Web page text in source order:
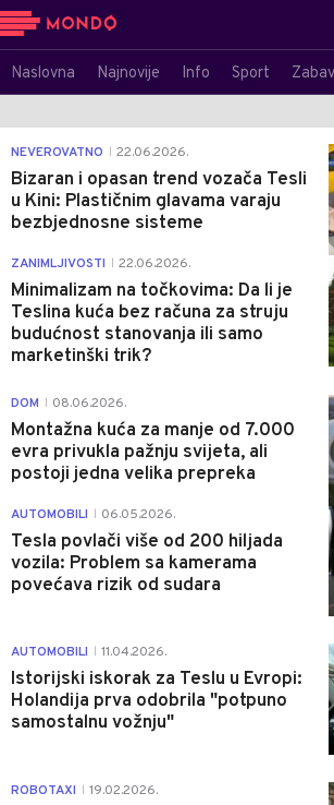
Naslovna Najnovije Info Sport
NEVEROVATNO 22.06.2026.
Bizaran i opasan trend vozača Tesli
u Kini: Plastičnim glavama varaju
bezbjednosne sisteme
ZANIMLJIVOSTI 22.06.2026.
Minimalizam na točkovima: Da li je
Teslina kuća bez računa za struju
budućnost stanovanja ili samo
marketinški trik?
DOM 08.06.2026.
Montažna kuća za manje od 7.000
evra privukla pažnju svijeta, ali
postoji jedna velika prepreka
AUTOMOBILI 06.05.2026.
Tesla povlači više od 200 hiljada
vozila: Problem sa kamerama
povećava rizik od sudara
AUTOMOBILI 11.04.2026.
Istorijski iskorak za Teslu u Evropi:
Holandija prva odobrila "potpuno
samostalnu vožnju"
ROBOTAXI 19.02.2026.